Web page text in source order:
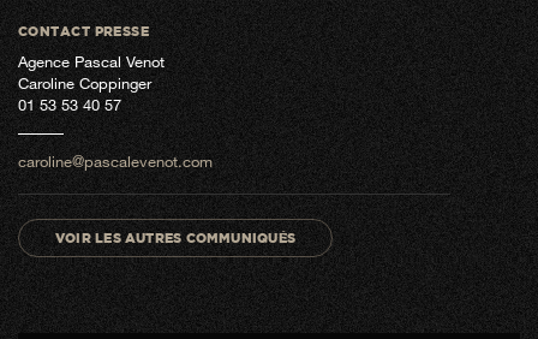
CONTACT PRESSE
Agence Pascal Venot
Caroline Coppinger
01 53 53 40 57
caroline@pascalevenot.com
VOIR LES AUTRES COMMUNIQUÉS